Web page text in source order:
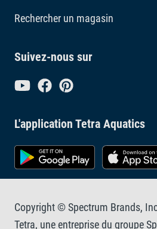
Rechercher un magasin
Suivez-nous sur
L'application Tetra Aquatics
Copyright © Spectrum Brands,
Tetra, une entreprise du groupe